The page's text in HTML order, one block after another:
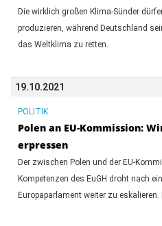
Die wirklich großen Klima-Sünder
produzieren, während Deutschland
das Weltklima zu retten.
19.10.2021
POLITIK
Polen an EU-Kommission:
erpressen
Der zwischen Polen und der EU-
Kompetenzen des EuGH droht nach
Europaparlament weiter zu